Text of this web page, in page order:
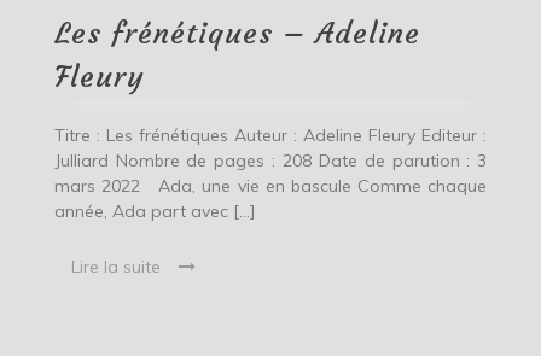
Les frénétiques – Adeline
Fleury
Titre : Les frénétiques Auteur : Adeline Fleury Editeur :
Julliard Nombre de pages : 208 Date de parution : 3
mars 2022 Ada, une vie en bascule Comme chaque
année, Ada part avec […]
Lire la suite